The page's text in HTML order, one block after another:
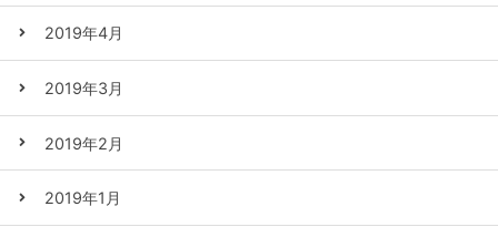
2019年4月
2019年3月
2019年2月
2019年1月